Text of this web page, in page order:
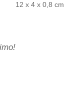
12 x 4 x 0,8 cm